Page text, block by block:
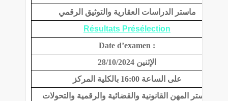
ماستر الدراسات العقارية والتوثيق الرقمي
Résultats Présélection
Date d’examen :
الإثنين 28/10/2024
على الساعة 16:00 بالكلية المركز
ماستر المهن القانونية والقضائية والرقمية والتحولات